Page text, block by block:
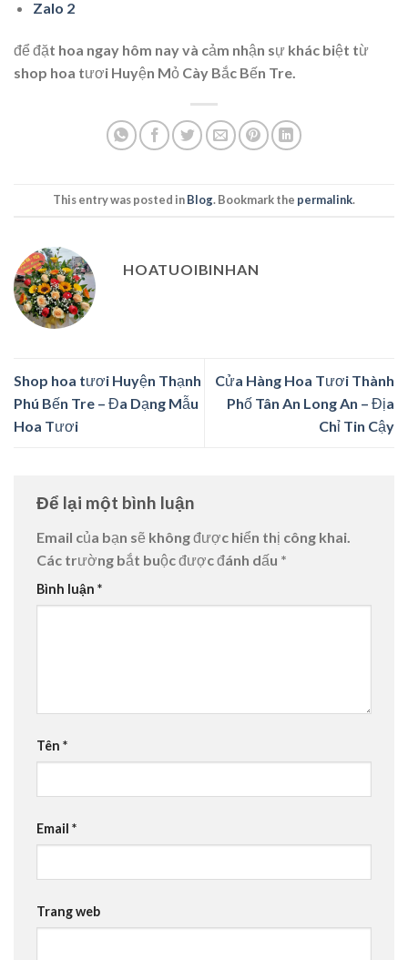
Zalo 2
để đặt hoa ngay hôm nay và cảm nhận sự khác biệt từ
shop hoa tươi Huyện Mỏ Cày Bắc Bến Tre.
This entry was posted inBlog. Bookmark the permalink.
HOATUOIBINHAN
Shop hoa tươi Huyện Thạnh
Phú Bến Tre – Đa Dạng Mẫu
Hoa Tươi
Cửa Hàng Hoa Tươi Thành
Phố Tân An Long An – Địa
Chỉ Tin Cậy
Để lại một bình luận
Email của bạn sẽ không được hiển thị công khai.
Các trường bắt buộc được đánh dấu *
Bình luận *
Tên *
Email *
Trang web